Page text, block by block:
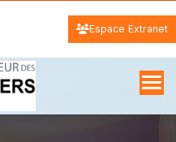
Espace Extranet